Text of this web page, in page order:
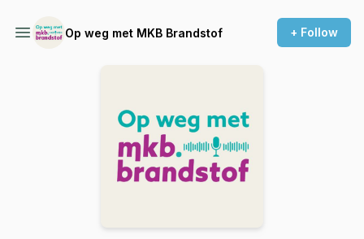
Op weg met MKB Brandstof + Follow